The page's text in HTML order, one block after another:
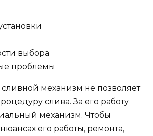
выбора
проблемы
механизм не позволяет
слива. За его работу
механизм. Чтобы
его работы, ремонта,